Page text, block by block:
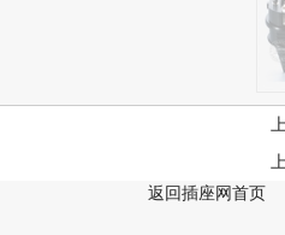
返回插座网首页